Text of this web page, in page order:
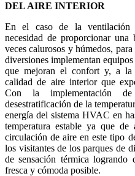
DEL AIRE INTERIOR
En el caso de la ventilación
necesidad de proporcionar una
veces calurosos y húmedos,
diversiones implementan
que mejoran el confort y, a la
calidad de aire interior que
Con la implementación
desestratificación de la
energía del sistema HVAC en
temperatura estable ya que de
circulación de aire en este tipo
los visitantes de los parques de
de sensación térmica
fresca y cómoda posible.